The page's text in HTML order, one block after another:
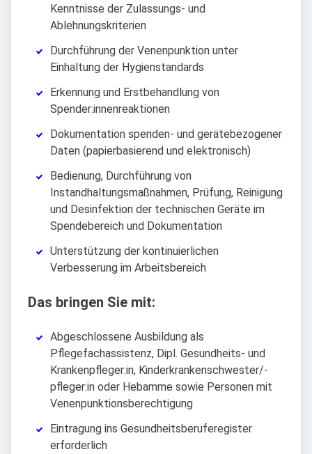
Kenntnisse der Zulassungs- und
Ablehnungskriterien
Durchführung der Venenpunktion unter
Einhaltung der Hygienstandards
Erkennung und Erstbehandlung von
Spender:innenreaktionen
Dokumentation spenden- und gerätebezogener
Daten (papierbasierend und elektronisch)
Bedienung, Durchführung von
Instandhaltungsmaßnahmen, Prüfung, Reinigung
und Desinfektion der technischen Geräte im
Spendebereich und Dokumentation
Unterstützung der kontinuierlichen
Verbesserung im Arbeitsbereich
Das bringen Sie mit:
Abgeschlossene Ausbildung als
Pflegefachassistenz, Dipl. Gesundheits- und
Krankenpfleger:in, Kinderkrankenschwester/-
pfleger:in oder Hebamme sowie Personen mit
Venenpunktionsberechtigung
Eintragung ins Gesundheitsberuferegister
erforderlich